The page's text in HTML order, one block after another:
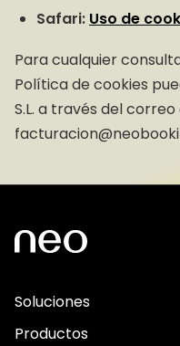
Safari: Uso de
Para cualquier
Política de cookies
S.L. a través del
Soluciones
Productos